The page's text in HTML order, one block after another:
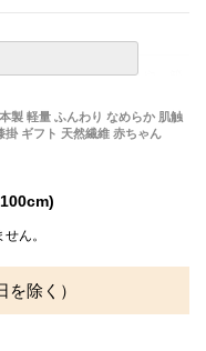
梱包材に著しい破れや、箱
連絡くださいますようお願い
域へのお届けは別途送料が
た発送予定も変更になる場
製 軽量 ふんわり なめらか 肌触
掛 ギフト 天然繊維 赤ちゃん
ん。
除く）